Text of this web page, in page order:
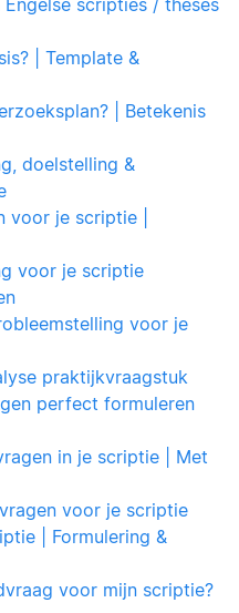
scripties / theses
| Template &
| Betekenis
doelstelling &
voor je scriptie |
voor je scriptie
voor je
praktijkvraagstuk
perfect formuleren
in je scriptie | Met
voor je scriptie
| Formulering &
voor mijn scriptie?